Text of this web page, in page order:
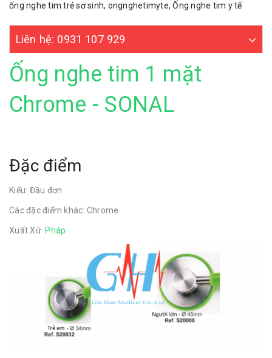
ống nghe tim trẻ sơ sinh, ongnghetimyte,Ống nghe tim y tế
Liên hệ: 0931 107 929
Ống nghe tim 1 mặt
Chrome - SONAL
Đặc điểm
Kiểu: Đầu đơn
Các đặc điểm khác: Chrome
Xuất Xứ: Pháp